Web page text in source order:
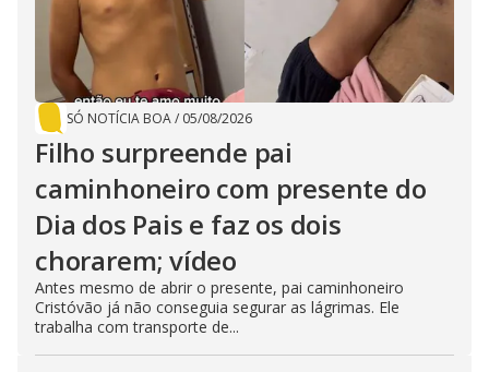
SÓ NOTÍCIA BOA/ 05/08/2026
Filho surpreende pai
caminhoneiro com presente do
Dia dos Pais e faz os dois
chorarem; vídeo
Antes mesmo de abrir o presente, pai caminhoneiro
Cristóvão já não conseguia segurar as lágrimas. Ele
trabalha com transporte de...